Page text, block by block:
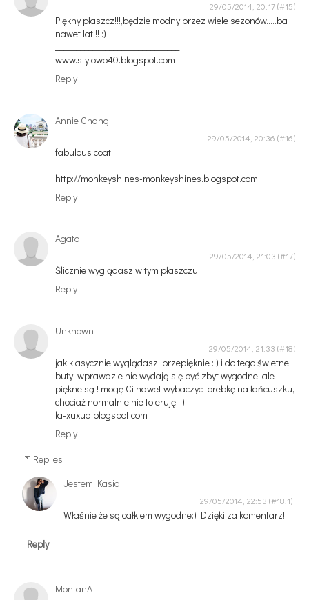
29/05/2014, 20:17
Piękny płaszcz!!!,będzie modny przez wiele sezonów.....ba
nawet lat!!! :)
www.stylowo40.blogspot.com
Reply
Annie Chang
29/05/2014, 20:36
fabulous coat!
http://monkeyshines-monkeyshines.blogspot.com
Reply
Agata
29/05/2014, 21:03
Ślicznie wyglądasz w tym płaszczu!
Reply
Unknown
29/05/2014, 21:33
jak klasycznie wyglądasz, przepięknie : ) i do tego świetne
buty, wprawdzie nie wydają się być zbyt wygodne, ale
piękne są ! mogę Ci nawet wybaczyc torebkę na łańcuszku,
chociaż normalnie nie toleruję : )
la-xuxua.blogspot.com
Reply
Replies
Jestem Kasia
29/05/2014, 22:53
Właśnie że są całkiem wygodne:) Dzięki za komentarz!
Reply
MontanA